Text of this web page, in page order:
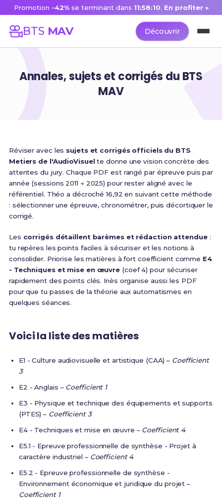
Promotion -42%se terminant dans 11:58:09. En profiter »
BTS MAV Découvrir
Annales, sujets et corrigés du BTS
MAV
Réviser avec les sujets et corrigés officiels du BTS
Metiers de l'AudioVisuelte donne une vision concrète des
attentes du jury. Chaque PDF est rangé par épreuve puis par
année (sessions 2011 → 2025) pour rester aligné avec le
référentiel. Théo a décroché 16,92 en suivant cette méthode
: sélectionner une épreuve, chronométrer, puis décortiquer le
corrigé.
Les corrigés détaillent barèmes et rédaction attendue:
tu repères les points faciles à sécuriser et les notions à
consolider. Priorise les matières à fort coefficient comme E4
- Techniques et mise en œuvre (coef 4) pour sécuriser
rapidement des points clés. Inès organise aussi les PDF
pour que tu passes de la théorie aux automatismes en
quelques séances.
Voici la liste des matières
E1 - Culture audiovisuelle et artistique (CAA) – Coefficient
3
E2 - Anglais – Coefficient 1
E3 - Physique et technique des équipements et supports
(PTES) – Coefficient 3
E4 - Techniques et mise en œuvre – Coefficient 4
E5.1 - Epreuve professionnelle de synthèse - Projet à
caractère industriel – Coefficient 4
E5.2 - Epreuve professionnelle de synthèse -
Environnement économique et juridique du projet –
Coefficient 1